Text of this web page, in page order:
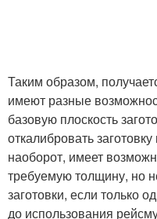
Таким образом,
имеют разные
базовую плоскость
откалибровать
наоборот, имеет
требуемую толщину, но
заготовки, если только
до использования